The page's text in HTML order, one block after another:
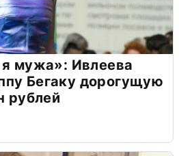
я мужа»: Ивлеева
Бегаку дорогущую
рублей